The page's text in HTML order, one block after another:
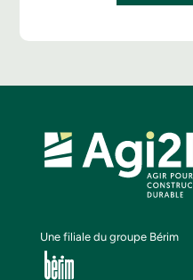
Une filiale du groupe Bérim